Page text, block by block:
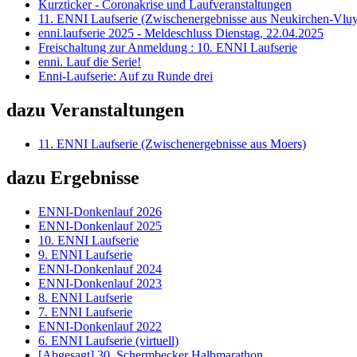
Kurzticker - Coronakrise und Laufveranstaltungen
11. ENNI Laufserie (Zwischenergebnisse aus Neukirchen-
enni.laufserie 2025 - Meldeschluss Dienstag, 22.04.2025
Freischaltung zur Anmeldung : 10. ENNI Laufserie
enni. Lauf die Serie!
Enni-Laufserie: Auf zu Runde drei
dazu Veranstaltungen
11. ENNI Laufserie (Zwischenergebnisse aus Moers)
dazu Ergebnisse
ENNI-Donkenlauf 2026
ENNI-Donkenlauf 2025
10. ENNI Laufserie
9. ENNI Laufserie
ENNI-Donkenlauf 2024
ENNI-Donkenlauf 2023
8. ENNI Laufserie
7. ENNI Laufserie
ENNI-Donkenlauf 2022
6. ENNI Laufserie (virtuell)